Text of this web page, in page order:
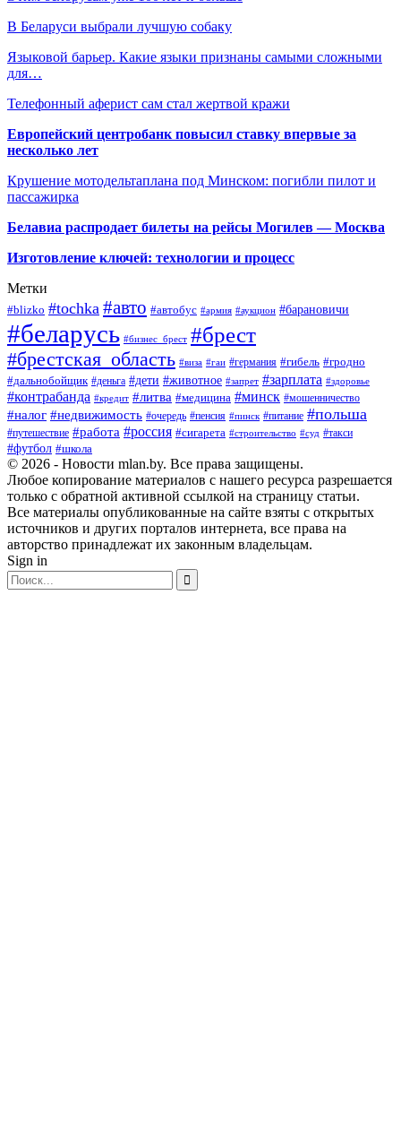
В Беларуси выбрали лучшую собаку
Языковой барьер. Какие языки признаны самыми сложными
для…
Телефонный аферист сам стал жертвой кражи
Европейский центробанк повысил ставку впервые за
несколько лет
Крушение мотодельтаплана под Минском: погибли пилот и
пассажирка
Белавиа распродает билеты на рейсы Могилев — Москва
Изготовление ключей: технологии и процесс
Метки
#blizko #tochka #авто #автобус #армия #аукцион #барановичи
#беларусь #бизнес_брест #брест
#брестская_область #виза #гаи #германия #гибель #гродно
#дальнобойщик #деньга #дети #животное #запрет #зарплата #здоровье
#контрабанда #кредит #литва #медицина #минск #мошенничество
#налог #недвижимость #очередь #пенсия #пинск #питание #польша
#путешествие #работа #россия #сигарета #строительство #суд #такси
#футбол #школа
© 2026 - Новости mlan.by. Все права защищены.
Любое копирование материалов с нашего ресурса разрешается
только с обратной активной ссылкой на страницу статьи.
Все материалы опубликованные на сайте взяты с открытых
источников и других порталов интернета, все права на
авторство принадлежат их законным владельцам.
Sign in